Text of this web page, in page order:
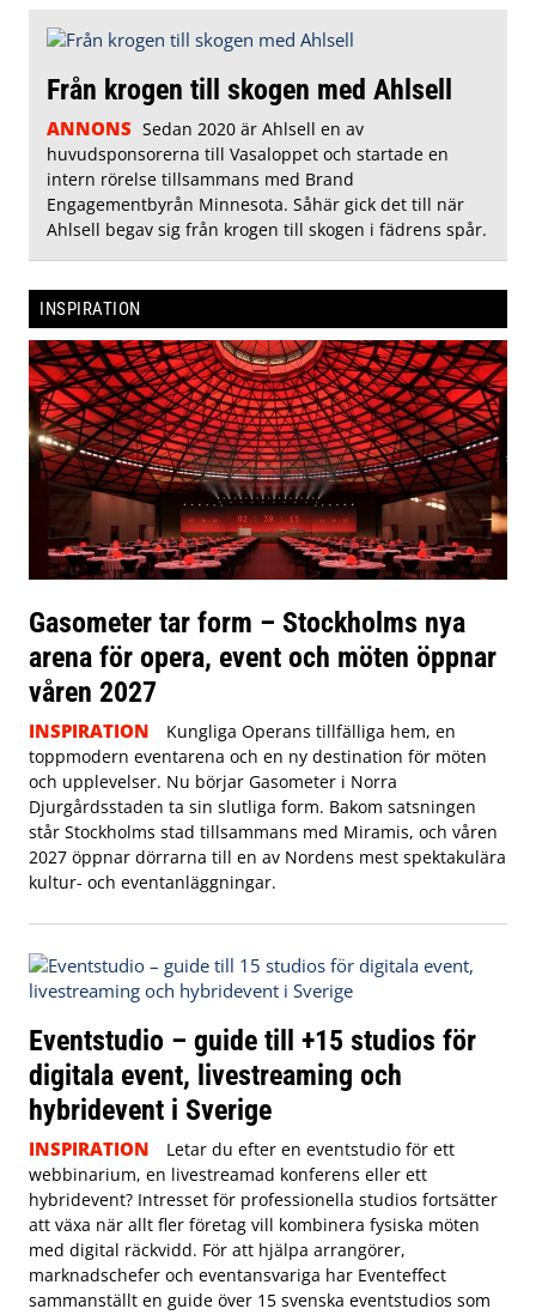
Från krogen till skogen med Ahlsell
ANNONS Sedan 2020 är Ahlsell en av
huvudsponsorerna till Vasaloppet och startade en
intern rörelse tillsammans med Brand
Engagementbyrån Minnesota. Såhär gick det till när
Ahlsell begav sig från krogen till skogen i fädrens spår.
INSPIRATION
Gasometer tar form – Stockholms nya
arena för opera, event och möten öppnar
våren 2027
INSPIRATION
Kungliga Operans tillfälliga hem, en
toppmodern eventarena och en ny destination för möten
och upplevelser. Nu börjar Gasometer i Norra
Djurgårdsstaden ta sin slutliga form. Bakom satsningen
står Stockholms stad tillsammans med Miramis, och våren
2027 öppnar dörrarna till en av Nordens mest spektakulära
kultur- och eventanläggningar.
Eventstudio – guide till +15 studios för
digitala event, livestreaming och
hybridevent i Sverige
INSPIRATION
Letar du efter en eventstudio för ett
webbinarium, en livestreamad konferens eller ett
hybridevent? Intresset för professionella studios fortsätter
att växa när allt fler företag vill kombinera fysiska möten
med digital räckvidd. För att hjälpa arrangörer,
marknadschefer och eventansvariga har Eventeffect
sammanställt en guide över 15 svenska eventstudios som